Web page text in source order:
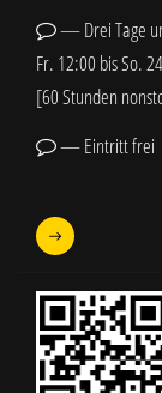
— Drei Tage
Fr. 12:00 bis So.
[60 Stunden
— Eintritt frei